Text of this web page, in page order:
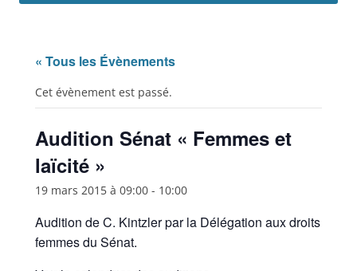
« Tous les Évènements
Cet évènement est passé.
Audition Sénat « Femmes et
laïcité »
19 mars 2015 à 09:00 - 10:00
Audition de C. Kintzler par la Délégation aux droits des
femmes du Sénat.